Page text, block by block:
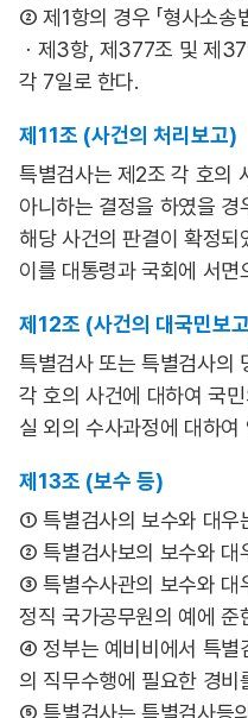
② 제1항의 경우 「형사소
ㆍ제3항, 제377조 및 제
각 7일로 한다.
제11조 (사건의 처리보고)
특별검사는 제2조 각 호의
아니하는 결정을 하였을
해당 사건의 판결이 확정되
이를 대통령과 국회에 서면
제12조 (사건의 대국민보
특별검사 또는 특별검사의
각 호의 사건에 대하여 국
실 외의 수사과정에 대하
제13조 (보수 등)
① 특별검사의 보수와 대우
② 특별검사보의 보수와 대
③ 특별수사관의 보수와 대
정직 국가공무원의 예에 준
④ 정부는 예비비에서 특별
의 직무수행에 필요한 경비
⑤ 특별검사는 특별검사등